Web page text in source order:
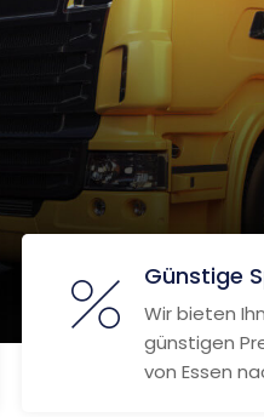
Günstige
Wir bieten
günstigen
von Essen